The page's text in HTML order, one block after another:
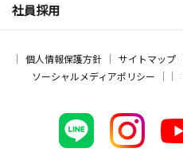
社員採用
個人情報保護方針 サイトマップ
ソーシャルメディアポリシー